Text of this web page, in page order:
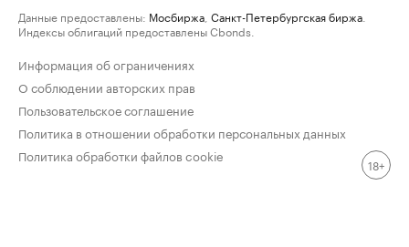
Данные предоставлены: Мосбиржа Санкт-Петербургская биржа
Индексы облигаций предоставлены Cbonds.
Информация об ограничениях
О соблюдении авторских прав
Пользовательское соглашение
Политика в отношении обработки персональных данных
Политика обработки файлов cookie
18+